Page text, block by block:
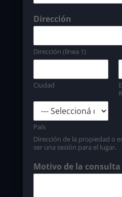
Dirección
Dirección (línea 1)
Ciudad
País
Dirección de la propiedad o
ser una sesión para el lugar.
Motivo de la consulta